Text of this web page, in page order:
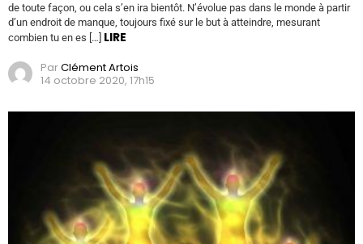
de toute façon, ou cela s’en ira bientôt. N’évolue pas dans le monde à partir
d’un endroit de manque, toujours fixé sur le but à atteindre, mesurant
combien tu en es […] LIRE
ParClément Artois
14 octobre 2020, 17h15